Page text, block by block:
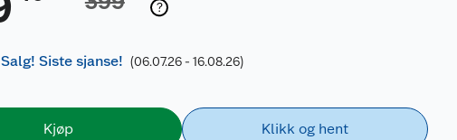
Salg! Siste sjanse! (06.07.26 - 16.08.26)
Kjøp Klikk og hent